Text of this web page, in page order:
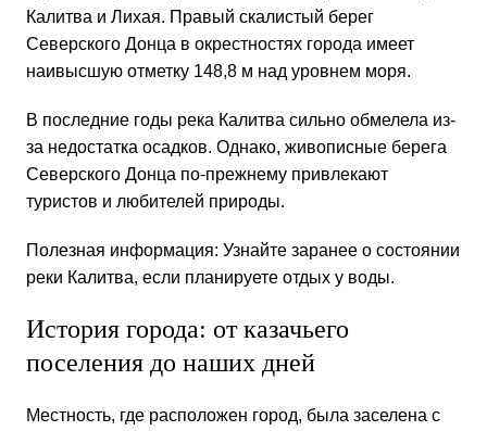
Калитва и Лихая. Правый скалистый берег
Северского Донца в окрестностях города имеет
наивысшую отметку 148,8 м над уровнем моря.
В последние годы река Калитва сильно обмелела из-
за недостатка осадков. Однако, живописные берега
Северского Донца по-прежнему привлекают
туристов и любителей природы.
Полезная информация: Узнайте заранее о состоянии
реки Калитва, если планируете отдых у воды.
История города: от казачьего
поселения до наших дней
Местность, где расположен город, была заселена с